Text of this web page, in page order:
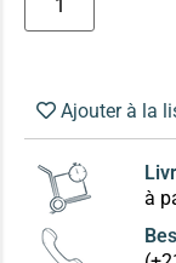
Soins ciblés
Ajouter à la
à